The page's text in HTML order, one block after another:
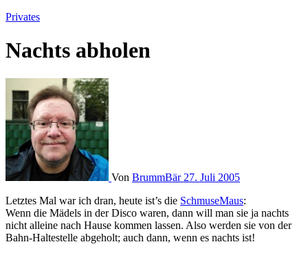
Privates
Nachts abholen
Von BrummBär 27. Juli 2005
Letztes Mal war ich dran, heute ist’s die SchmuseMaus:
Wenn die Mädels in der Disco waren, dann will man sie ja nachts
nicht alleine nach Hause kommen lassen. Also werden sie von der
Bahn-Haltestelle abgeholt; auch dann, wenn es nachts ist!